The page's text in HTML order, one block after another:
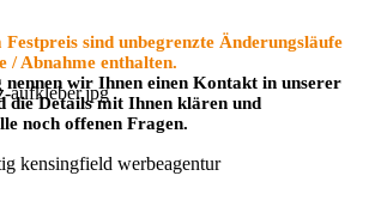
Festpreis sind unbegrenzte Änderungsläufe
/ Abnahme enthalten.
wir Ihnen einen Kontakt in unserer
die Details mit Ihnen klären und
noch offenen Fragen.